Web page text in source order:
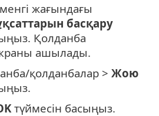
жағындағы
басқару
Қолданба
ашылады.
қолданбалар > Жою
түймесін басыңыз.